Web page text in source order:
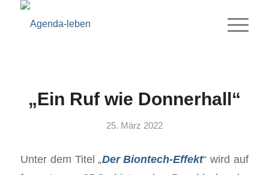
„Ein Ruf wie Donnerhall“
25. März 2022
Unter dem Titel „Der Biontech-Effekt“ wird auf